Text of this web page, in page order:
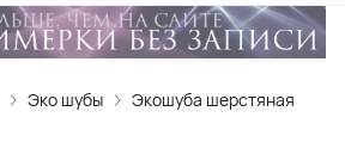
Эко шубы Экошуба шерстяная